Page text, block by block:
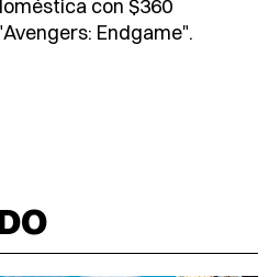
con $360
Endgame".